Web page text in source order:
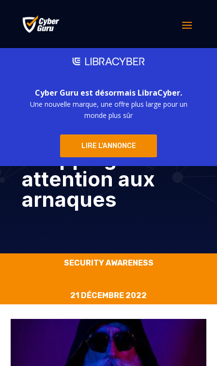
Cyber Guru est désormais LibraCyber.
Une nouvelle marque, une offre plus large pour un
monde plus sûr
LIRE L'ANNONCE
Noël : la période
pour faire du
shopping. Mais
attention aux
arnaques
SECURITY AWARENESS
21 DÉCEMBRE 2022